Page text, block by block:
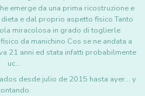
emerge da una prima ricostruzione e
e dal proprio aspetto fisico Tanto
miracolosa in grado di toglierle
da manichino Cos se ne andata a
21 anni ed stata infatti probabilmente
uc…
desde julio de 2015 hasta ayer... y